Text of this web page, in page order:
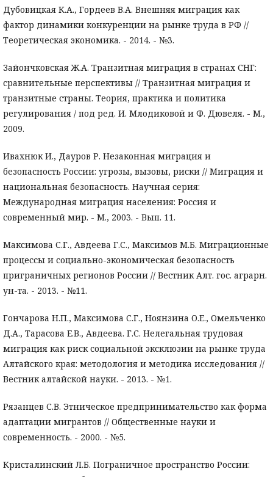
Дубовицкая К.А., Гордеев В.А. Внешняя миграция как
фактор динамики конкуренции на рынке труда в РФ //
Теоретическая экономика. - 2014. - №3.
Зайончковская Ж.А. Транзитная миграция в странах СНГ:
сравнительные перспективы // Транзитная миграция и
транзитные страны. Теория, практика и политика
регулирования / под ред. И. Млодиковой и Ф. Дювеля. - М.,
2009.
Ивахнюк И., Дауров Р. Незаконная миграция и
безопасность России: угрозы, вызовы, риски // Миграция и
национальная безопасность. Научная серия:
Международная миграция населения: Россия и
современный мир. - М., 2003. - Вып. 11.
Максимова С.Г., Авдеева Г.С., Максимов М.Б. Миграционные
процессы и социально-экономическая безопасность
приграничных регионов России // Вестник Алт. гос. аграрн.
ун-та. - 2013. - №11.
Гончарова Н.П., Максимова С.Г., Ноянзина О.Е., Омельченко
Д.А., Тарасова Е.В., Авдеева. Г.С. Нелегальная трудовая
миграция как риск социальной эксклюзии на рынке труда
Алтайского края: методология и методика исследования //
Вестник алтайской науки. - 2013. - №1.
Рязанцев С.В. Этническое предпринимательство как форма
адаптации мигрантов // Общественные науки и
современность. - 2000. - №5.
Кристалинский Л.Б. Пограничное пространство России: